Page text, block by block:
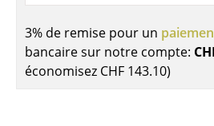
Étagères & Armoires
Bibliothèques
Étagères murales
3% de remise pour un
bancaire sur notre compte:
économisez CHF 143.10)